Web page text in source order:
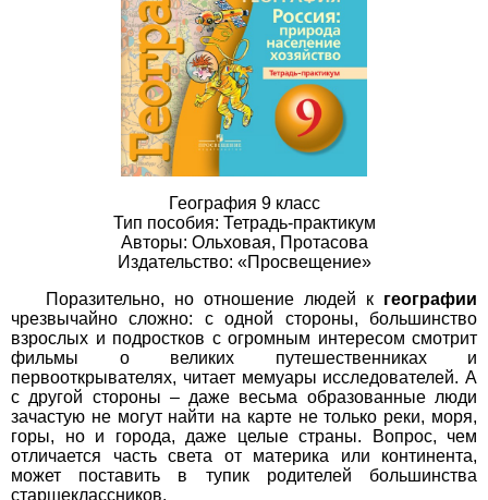
География 9 класс
Тип пособия: Тетрадь-практикум
Авторы: Ольховая, Протасова
Издательство: «Просвещение»
Поразительно, но отношение людей к географии
чрезвычайно сложно: с одной стороны, большинство
взрослых и подростков с огромным интересом смотрит
фильмы о великих путешественниках и
первооткрывателях, читает мемуары исследователей. А
с другой стороны – даже весьма образованные люди
зачастую не могут найти на карте не только реки, моря,
горы, но и города, даже целые страны. Вопрос, чем
отличается часть света от материка или континента,
может поставить в тупик родителей большинства
старшеклассников.